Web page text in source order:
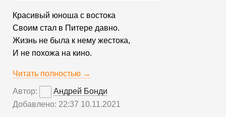
Красивый юноша с востока
Своим стал в Питере давно.
Жизнь не была к нему жестока,
И не похожа на кино.
Читать полностью →
Автор:
Андрей Бонди
Добавлено: 22:37 10.11.2021